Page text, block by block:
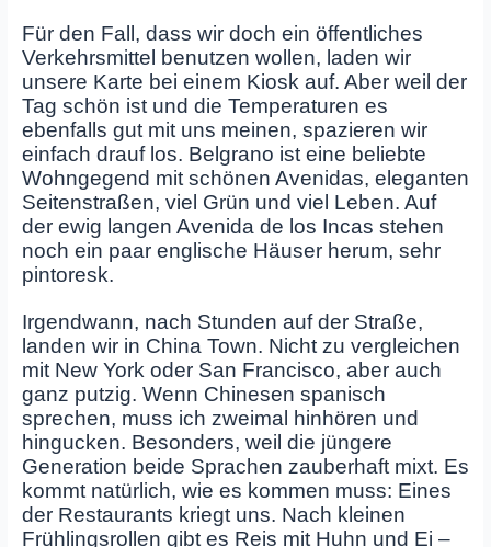
Für den Fall, dass wir doch ein öffentliches
Verkehrsmittel benutzen wollen, laden wir
unsere Karte bei einem Kiosk auf. Aber weil der
Tag schön ist und die Temperaturen es
ebenfalls gut mit uns meinen, spazieren wir
einfach drauf los. Belgrano ist eine beliebte
Wohngegend mit schönen Avenidas, eleganten
Seitenstraßen, viel Grün und viel Leben. Auf
der ewig langen Avenida de los Incas stehen
noch ein paar englische Häuser herum, sehr
pintoresk.
Irgendwann, nach Stunden auf der Straße,
landen wir in China Town. Nicht zu vergleichen
mit New York oder San Francisco, aber auch
ganz putzig. Wenn Chinesen spanisch
sprechen, muss ich zweimal hinhören und
hingucken. Besonders, weil die jüngere
Generation beide Sprachen zauberhaft mixt. Es
kommt natürlich, wie es kommen muss: Eines
der Restaurants kriegt uns. Nach kleinen
Frühlingsrollen gibt es Reis mit Huhn und Ei –